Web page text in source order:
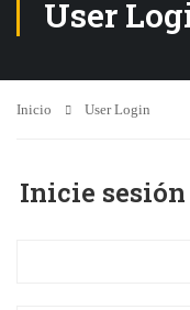
User
Inicio User Login
Inicie